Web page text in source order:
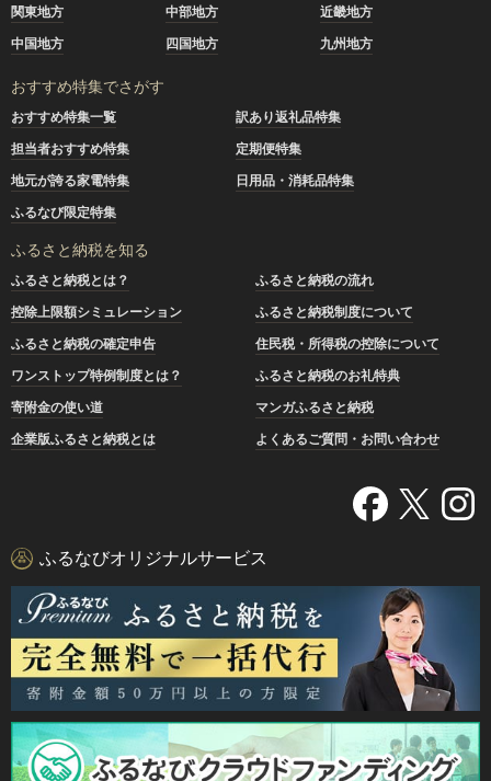
関東地方
中部地方
近畿地方
中国地方
四国地方 九州地方
おすすめ特集でさがす
おすすめ特集一覧
訳あり返礼品特集
担当者おすすめ特集
定期便特集
地元が誇る家電特集
日用品・消耗品特集
ふるなび限定特集
ふるさと納税を知る
ふるさと納税とは？
ふるさと納税の流れ
控除上限額シミュレーション
ふるさと納税制度について
ふるさと納税の確定申告
住民税・所得税の控除について
ワンストップ特例制度とは？
ふるさと納税のお礼特典
寄附金の使い道
マンガふるさと納税
企業版ふるさと納税とは
よくあるご質問・お問い合わせ
ふるなびオリジナルサービス